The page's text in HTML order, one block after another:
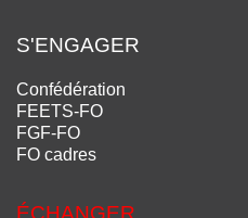
S'ENGAGER
Confédération
FEETS-FO
FGF-FO
FO cadres
ÉCHANGER